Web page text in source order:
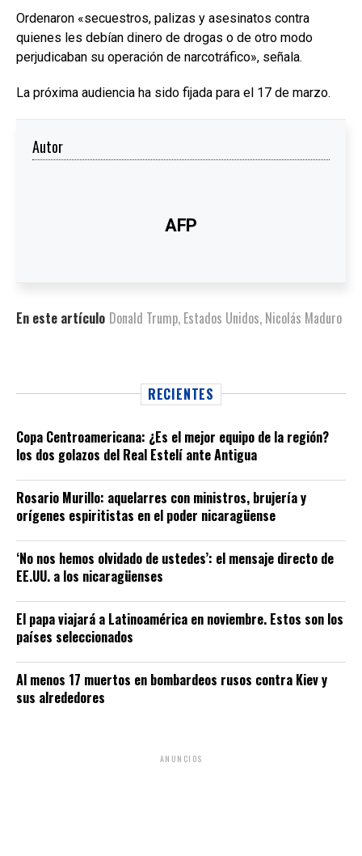
Ordenaron «secuestros, palizas y asesinatos contra
quienes les debían dinero de drogas o de otro modo
perjudicaban su operación de narcotráfico», señala.
La próxima audiencia ha sido fijada para el 17 de marzo.
Autor
AFP
En este artículo Donald Trump, Estados Unidos, Nicolás Maduro
RECIENTES
Copa Centroamericana: ¿Es el mejor equipo de la región?
los dos golazos del Real Estelí ante Antigua
Rosario Murillo: aquelarres con ministros, brujería y
orígenes espiritistas en el poder nicaragüense
‘No nos hemos olvidado de ustedes’: el mensaje directo de
EE.UU. a los nicaragüenses
El papa viajará a Latinoamérica en noviembre. Estos son los
países seleccionados
Al menos 17 muertos en bombardeos rusos contra Kiev y
sus alrededores
ANUNCIOS